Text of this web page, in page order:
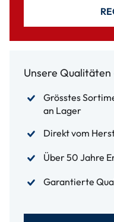
Unsere
Grösstes
an Lager
Direkt vom
Über 50 Jahre
Garantierte